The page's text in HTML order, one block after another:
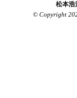
松本
© Copyright